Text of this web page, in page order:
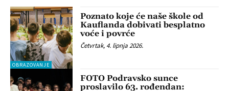
OBRAZOVANJE
Poznato koje će naše škole od
Kauflanda dobivati besplatno
voće i povrće
Četvrtak, 4. lipnja 2026.
FOTO Podravsko sunce
proslavilo 63. rođendan: